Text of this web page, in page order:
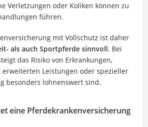
Verletzungen oder Koliken können zu
führen.
mit Vollschutz ist daher
als auch Sportpferde sinnvoll. Bei
das Risiko von Erkrankungen,
erweiterten Leistungen oder spezieller
besonders lohnenswert sind.
eine Pferdekrankenversicherung